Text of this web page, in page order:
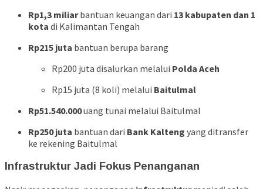
Rp1,3 miliarbantuan keuangan dari 13 kabupaten dan 1
kota di Kalimantan Tengah
Rp215 juta bantuan berupa barang
Rp200 juta disalurkan melalui Polda Aceh
Rp15 juta (8 koli) melalui Baitulmal
Rp51.540.000uang tunai melalui Baitulmal
Rp250 juta bantuan dari Bank Kalteng yang ditransfer
ke rekening Baitulmal
Infrastruktur Jadi Fokus Penanganan